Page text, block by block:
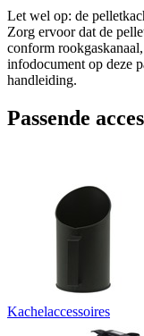
Let wel op: de
Zorg ervoor dat de
conform
infodocument op deze
handleiding.
Passende
Kachelaccessoires